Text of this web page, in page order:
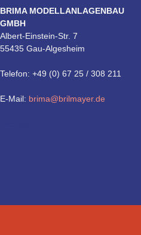
BRIMA MODELLANLAGENBAU
GMBH
Albert-Einstein-Str. 7
55435 Gau-Algesheim
Telefon: +49 (0) 67 25 / 308 211
E-Mail: brima@brilmayer.de